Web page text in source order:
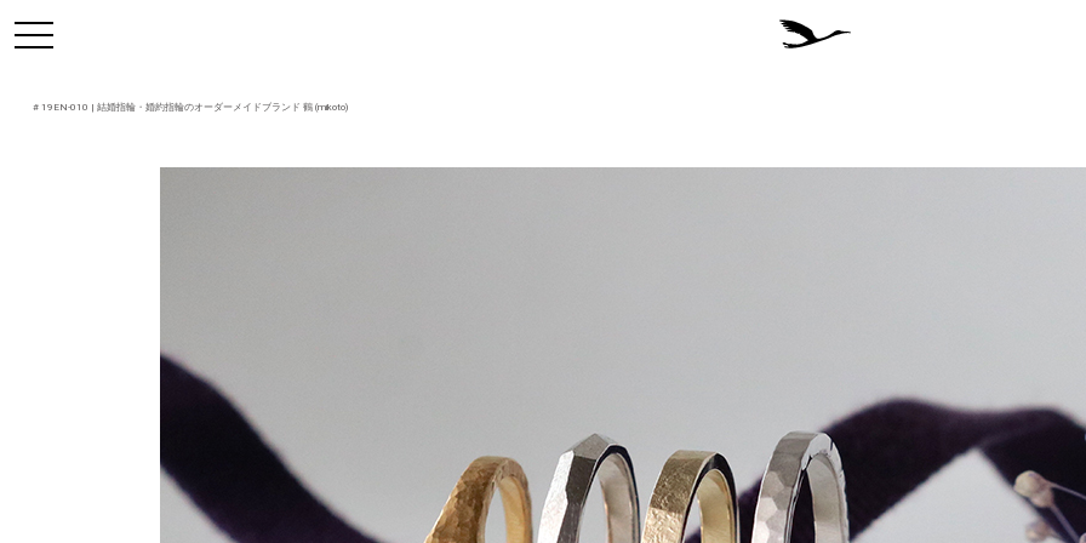
# 19EN-010 | 結婚指輪・婚約指輪のオーダーメイドブランド 鶴 (mikoto)
toggle
navigation